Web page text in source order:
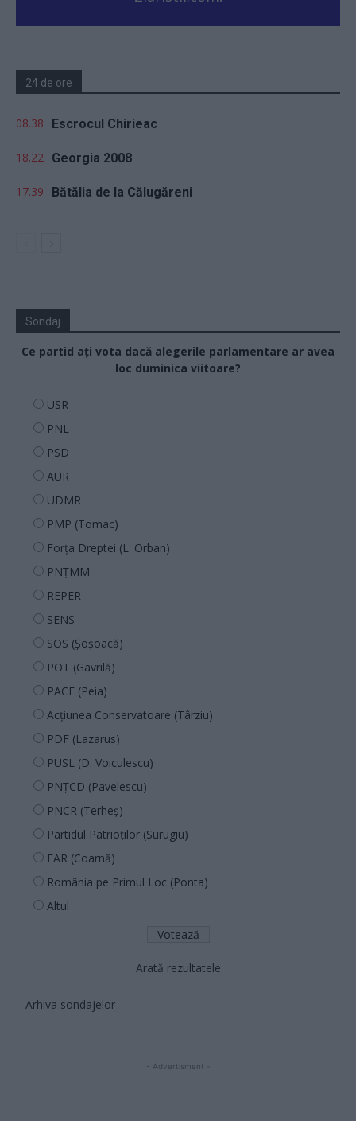
24 de ore
08.38 Escrocul Chirieac
18.22 Georgia 2008
17.39 Bătălia de la Călugăreni
Sondaj
Ce partid ați vota dacă alegerile parlamentare ar avea
loc duminica viitoare?
USR
PNL
PSD
AUR
UDMR
PMP (Tomac)
Forța Dreptei (L. Orban)
PNȚMM
REPER
SENS
SOS (Șoșoacă)
POT (Gavrilă)
PACE (Peia)
Acțiunea Conservatoare (Târziu)
PDF (Lazarus)
PUSL (D. Voiculescu)
PNȚCD (Pavelescu)
PNCR (Terheș)
Partidul Patrioților (Surugiu)
FAR (Coarnă)
România pe Primul Loc (Ponta)
Altul
Arată rezultatele
Arhiva sondajelor
- Advertisment -